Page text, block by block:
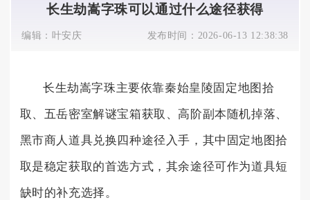
长生劫嵩字珠可以通过什么途径获得
编辑： 叶安庆 发布时间： 2026-06-13 12:38:38
长生劫嵩字珠主要依靠秦始皇陵固定地图拾
取、五岳密室解谜宝箱获取、高阶副本随机掉落、
黑市商人道具兑换四种途径入手，其中固定地图拾
取是稳定获取的首选方式，其余途径可作为道具短
缺时的补充选择。